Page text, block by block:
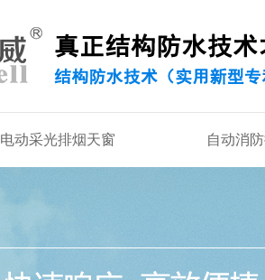
电动采光排烟天窗 自动消